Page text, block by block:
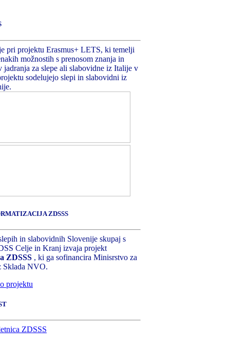
pri projektu Erasmus+ LETS, ki temelji
možnostih s prenosom znanja in
jadranja za slepe ali slabovidne iz Italije v
sodelujejo slepi in slabovidni iz
ZDSSS
in slabovidnih Slovenije skupaj s
Celje in Kranj izvaja projekt
ZDSSS , ki ga sofinancira Minisrstvo za
Sklada NVO.
projektu